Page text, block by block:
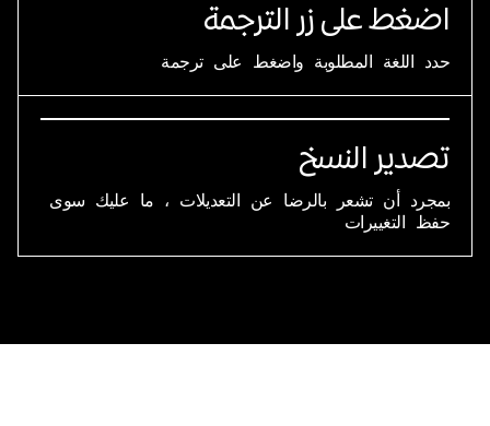
اضغط على زر الترجمة
حدد اللغة المطلوبة واضغط على ترجمة
تصدير النسخ
بمجرد أن تشعر بالرضا عن التعديلات ، ما عليك سوى
حفظ التغييرات